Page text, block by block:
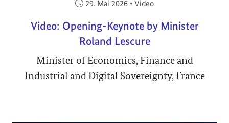
Veröffentlicht am:
29. Mai 2026 • Video
Video: Opening-Keynote by Minister
Roland Lescure
Minister of Economics, Finance and
Industrial and Digital Sovereignty, France